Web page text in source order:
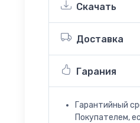
Скачать
Доставка
Гарания
Гарантийный
Покупателем,